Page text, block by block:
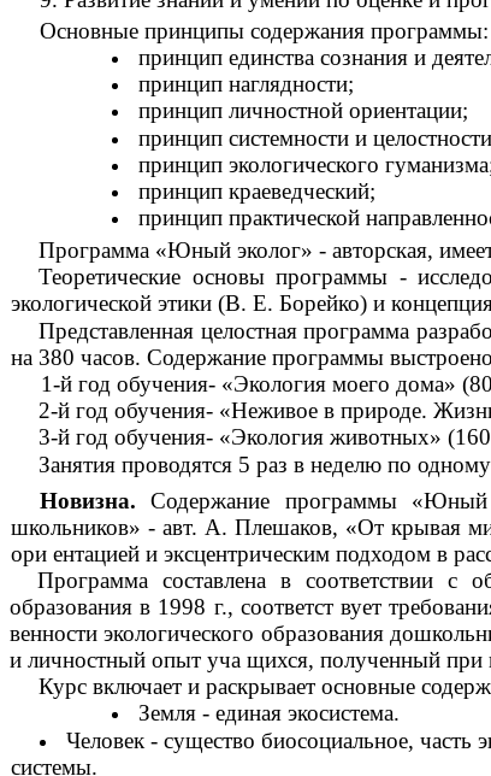
Основные принципы содержания программы:
принцип единства сознания и
принцип наглядности;
принцип личностной ориентации;
принцип системности и
принцип экологического
принцип краеведческий;
принцип практической
Программа «Юный эколог» - авторская, имеет
Теоретические основы программы -
экологической этики (В. Е. Борейко) и
Представленная целостная программа
на 380 часов. Содержание программы
1-й год обучения- «Экология моего дома»
2-й год обучения- «Неживое в природе.
3-й год обучения- «Экология животных»
Занятия проводятся 5 раз в неделю по
Новизна. Содержание программы «Юный
школьников» - авт. А. Плешаков, «От крывая
ори ентацией и эксцентрическим подходом в
Программа составлена в соответствии
образования в 1998 г., соответст вует
венности экологического образования
и личностный опыт уча щихся, полученный
Курс включает и раскрывает основные
Земля - единая экосистема.
Человек - существо биосоциальное, часть
системы.